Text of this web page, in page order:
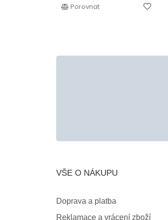
Porovnat
VŠE O NÁKUPU
Doprava a platba
Reklamace a vrácení zboží